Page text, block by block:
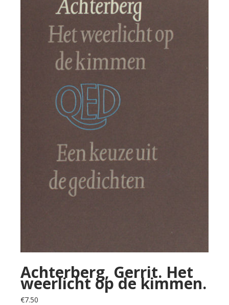
Achterberg, Gerrit. Het
weerlicht op de kimmen.
€7.50